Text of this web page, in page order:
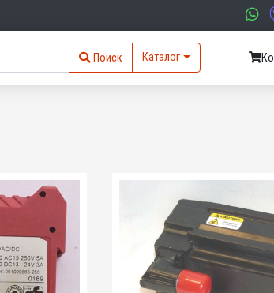
Поиск Каталог